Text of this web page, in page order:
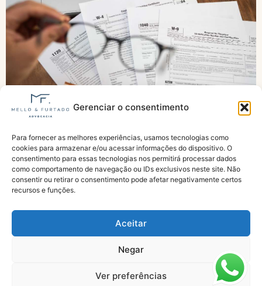
Gerenciar o consentimento
Para fornecer as melhores experiências, usamos tecnologias como
cookies para armazenar e/ou acessar informações do dispositivo. O
consentimento para essas tecnologias nos permitirá processar dados
como comportamento de navegação ou IDs exclusivos neste site. Não
consentir ou retirar o consentimento pode afetar negativamente certos
recursos e funções.
Aceitar
Negar
Ver preferências
Previdência perde 56% de arrecadação com
benefícios fiscais e sonegação
Especialistas em Aposentadorias e Benefícios do INSS